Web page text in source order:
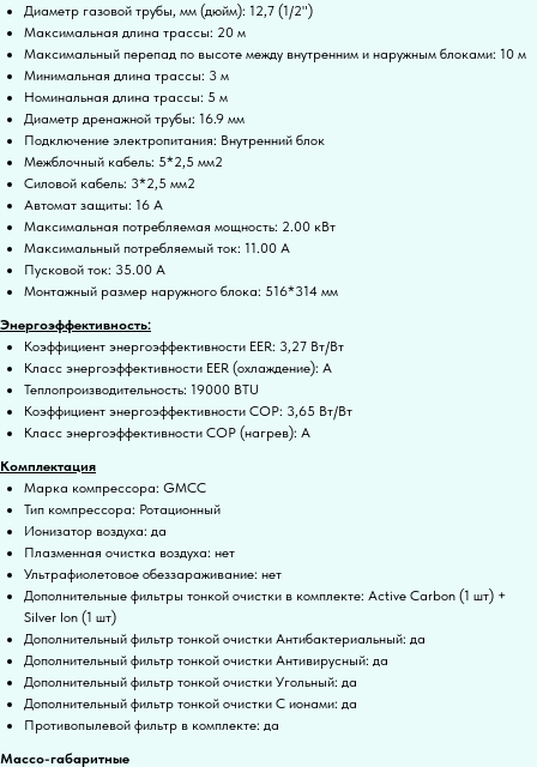
Диаметр газовой трубы, мм (дюйм): 12,7 (1/2")
Максимальная длина трассы: 20 м
Максимальный перепад по высоте между внутренним и наружным блоками: 10 м
Минимальная длина трассы: 3 м
Номинальная длина трассы: 5 м
Диаметр дренажной трубы: 16.9 мм
Подключение электропитания: Внутренний блок
Межблочный кабель: 5*2,5 мм2
Силовой кабель: 3*2,5 мм2
Автомат защиты: 16 А
Максимальная потребляемая мощность: 2.00 кВт
Максимальный потребляемый ток: 11.00 А
Пусковой ток: 35.00 А
Монтажный размер наружного блока: 516*314 мм
Энергоэффективность:
Коэффициент энергоэффективности EER: 3,27 Вт/Вт
Класс энергоэффективности EER (охлаждение): A
Теплопроизводительность: 19000 BTU
Коэффициент энергоэффективности COP: 3,65 Вт/Вт
Класс энергоэффективности COP (нагрев): A
Комплектация
Марка компрессора: GMCC
Тип компрессора: Ротационный
Ионизатор воздуха: да
Плазменная очистка воздуха: нет
Ультрафиолетовое обеззараживание: нет
Дополнительные фильтры тонкой очистки в комплекте: Active Carbon (1 шт) +
Silver Ion (1 шт)
Дополнительный фильтр тонкой очистки Антибактериальный: да
Дополнительный фильтр тонкой очистки Антивирусный: да
Дополнительный фильтр тонкой очистки Угольный: да
Дополнительный фильтр тонкой очистки С ионами: да
Противопылевой фильтр в комплекте: да
Массо-габаритные